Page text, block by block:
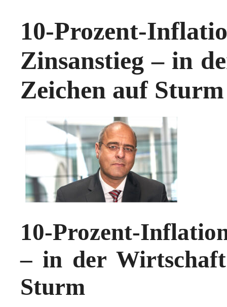
10-Prozent-
Zinsanstieg – in
Zeichen auf Sturm
10-Prozent-
– in der
Sturm